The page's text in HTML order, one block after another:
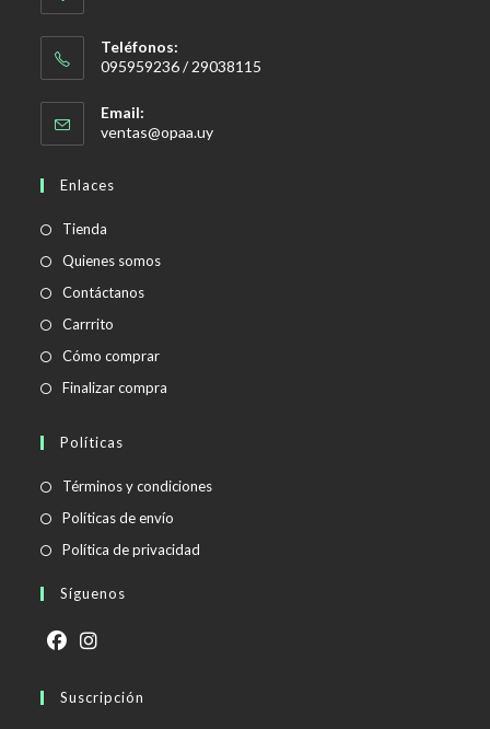
Teléfonos:
095959236 / 29038115
Email:
ventas@opaa.uySe
Enlaces
Tienda
Quienes somos
Contáctanos
Carrrito
Cómo comprar
Finalizar compra
Políticas
Términos y condicionesSe
Políticas de envío
abre
Política de privacidad
Síguenos
abre abre
Suscripción